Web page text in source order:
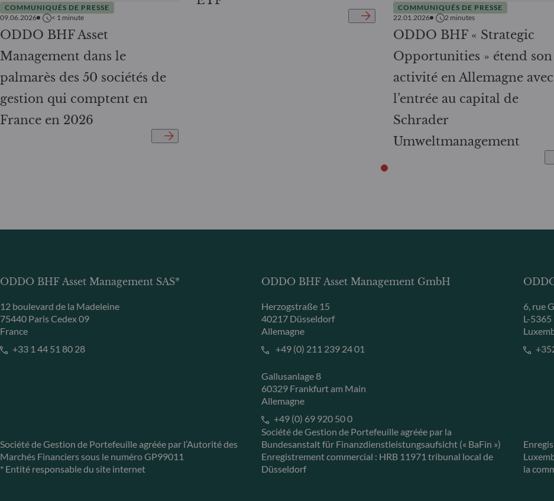
COMMUNIQUÉS DE PRESSE
09.06.2026
< 1 minute
ODDO BHF Asset
Management dans le
palmarès des 50 sociétés de
gestion qui comptent en
France en 2026
COMMUNIQUÉS DE PRESSE
22.01.2026
2 minutes
ODDO BHF « Strategic
Opportunities » étend son
activité en Allemagne avec
l’entrée au capital de
Schrader
Umweltmanagement
ODDO BHF Asset Management SAS*
12 boulevard de la Madeleine
75440 Paris Cedex 09
France
+33 1 44 51 80 28
Société de Gestion de Portefeuille agréée par l’Autorité des
Marchés Financiers sous le numéro GP99011
* Entité responsable du site internet
ODDO BHF Asset Management GmbH
Herzogstraße 15
40217 Düsseldorf
Allemagne
+49 (0) 211 239 24 01
Gallusanlage 8
60329 Frankfurt am Main
Allemagne
+49 (0) 69 920 50 0
Société de Gestion de Portefeuille agréée par la
Bundesanstalt für Finanzdienstleistungsaufsicht (« BaFin »)
Enregistrement commercial : HRB 11971 tribunal local de
Düsseldorf
6, rue
L-
la